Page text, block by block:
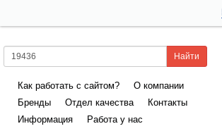
Как работать с сайтом?
О компании
Бренды
Отдел качества
Контакты
Информация
Работа у нас